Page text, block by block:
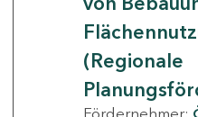
(Regionale